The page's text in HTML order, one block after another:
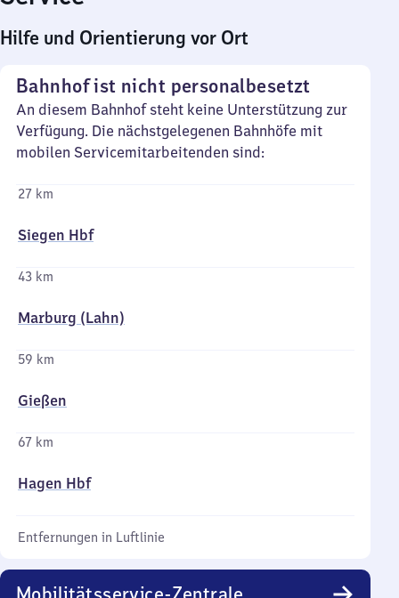
Hilfe und Orientierung vor Ort
Bahnhof ist nicht personalbesetzt
An diesem Bahnhof steht keine Unterstützung zur
Verfügung. Die nächstgelegenen Bahnhöfe mit
mobilen Servicemitarbeitenden sind:
27 km
Siegen Hbf
43 km
Marburg (Lahn)
59 km
Gießen
67 km
Hagen Hbf
Entfernungen in Luftlinie